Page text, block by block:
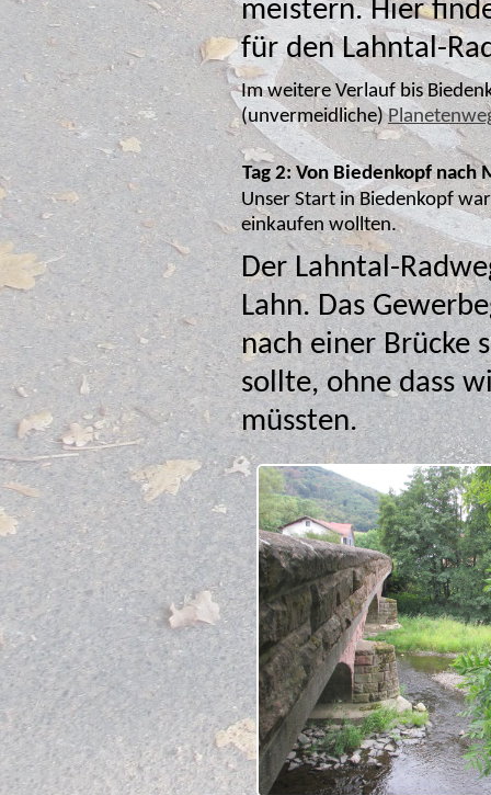
für den Lahntal-
Im weitere Verlauf bis
(unvermeidliche)
Tag 2: Von Biedenkopf nach
Unser Start in Biedenkopf war
einkaufen wollten.
Der Lahntal-
Lahn. Das Gewerbegebiet liegt jedoch links, so dass wir
nach einer Brücke
sollte, ohne dass
müssten.